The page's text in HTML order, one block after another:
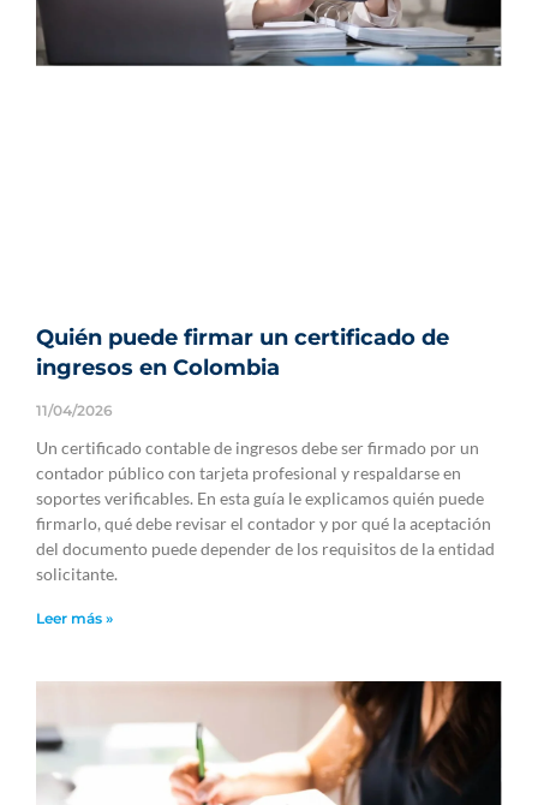
Quién puede firmar un certificado de
ingresos en Colombia
11/04/2026
Un certificado contable de ingresos debe ser firmado por un
contador público con tarjeta profesional y respaldarse en
soportes verificables. En esta guía le explicamos quién puede
firmarlo, qué debe revisar el contador y por qué la aceptación
del documento puede depender de los requisitos de la entidad
solicitante.
Leer más »